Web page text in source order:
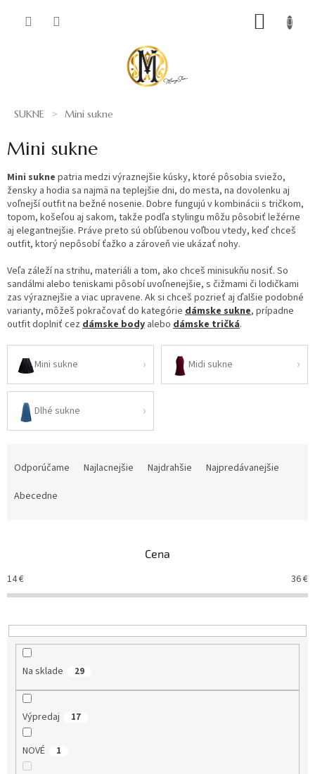
SUKNE Mini sukne
Mini sukne
Mini sukne patria medzi výraznejšie kúsky, ktoré pôsobia sviežo,
žensky a hodia sa najmä na teplejšie dni, do mesta, na dovolenku aj
voľnejší outfit na bežné nosenie. Dobre fungujú v kombinácii s tričkom,
topom, košeľou aj sakom, takže podľa stylingu môžu pôsobiť ležérne
aj elegantnejšie. Práve preto sú obľúbenou voľbou vtedy, keď chceš
outfit, ktorý nepôsobí ťažko a zároveň vie ukázať nohy.
Veľa záleží na strihu, materiáli a tom, ako chceš minisukňu nosiť. So
sandálmi alebo teniskami pôsobí uvoľnenejšie, s čižmami či lodičkami
zas výraznejšie a viac upravene. Ak si chceš pozrieť aj ďalšie podobné
varianty, môžeš pokračovať do kategórie dámske sukne, prípadne
outfit doplniť cez dámske body alebo dámske tričká.
Mini sukne Midi sukne
Dlhé sukne
r
o
u
k
Odporúčame Najlacnejšie Najdrahšie
Najpredávanejšie
Abecedne
Cena
14€ 36€
Na sklade 29
Výpredaj 17
NOVÉ 1